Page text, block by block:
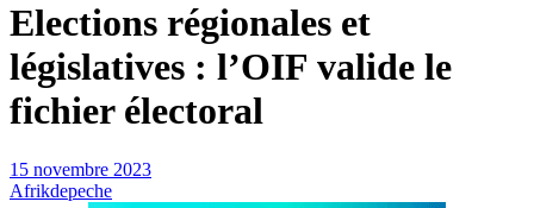
Elections régionales et
législatives : l’OIF valide le
fichier électoral
15 novembre 2023
Afrikdepeche